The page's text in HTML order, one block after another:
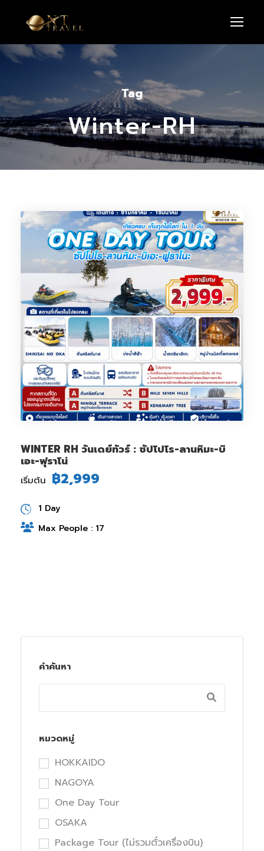
Tag
Winter-RH
WINTER RH วันเดย์ทัวร์ : ซัปโปโร-ลานหิมะ-บิ
เอะ-ฟุราโน่
เริ่มต้น ฿2,999
1 Day
Max People : 17
คำค้นหา
หมวดหมู่
HOKKAIDO
NAGOYA
One Day Tour
OSAKA
Package Tour (ไม่รวมตั๋วเครื่องบิน)